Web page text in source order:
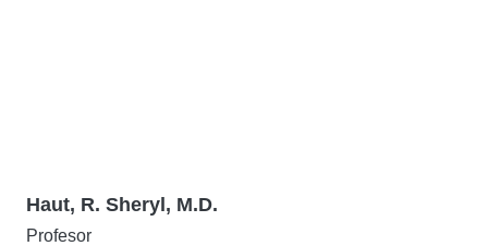
Haut, R. Sheryl, M.D.
Profesor